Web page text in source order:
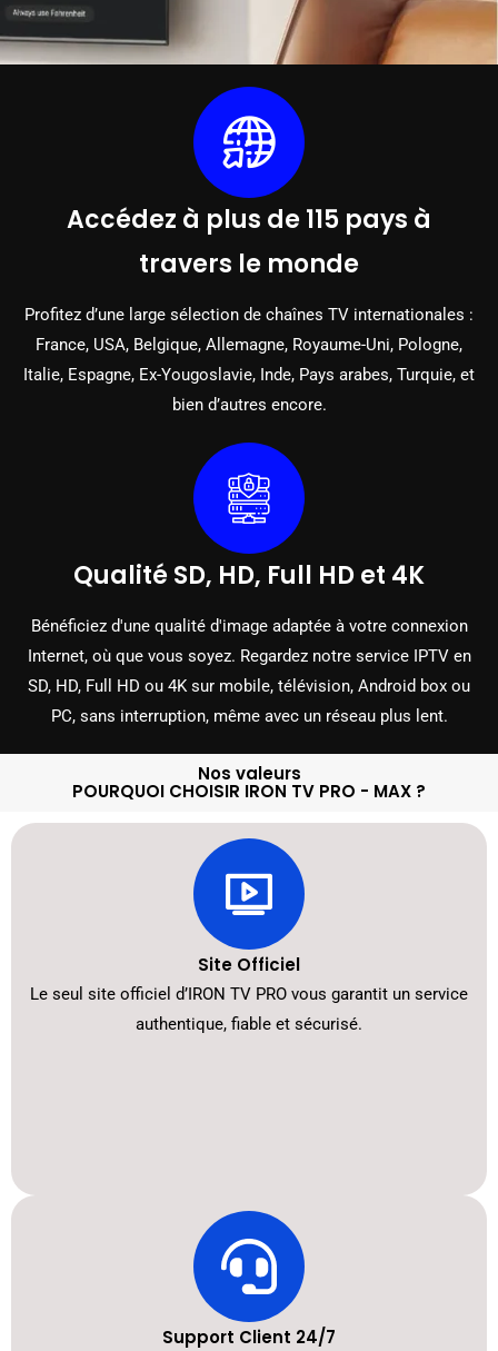
Accédez à plus de 115 pays à
travers le monde
Profitez d’une large sélection de chaînes TV internationales :
France, USA, Belgique, Allemagne, Royaume-Uni, Pologne,
Italie, Espagne, Ex-Yougoslavie, Inde, Pays arabes, Turquie, et
bien d’autres encore.
Qualité SD, HD, Full HD et 4K
Bénéficiez d'une qualité d'image adaptée à votre connexion
Internet, où que vous soyez. Regardez notre service IPTV en
SD, HD, Full HD ou 4K sur mobile, télévision, Android box ou
PC, sans interruption, même avec un réseau plus lent.
Nos valeurs
POURQUOI CHOISIR IRON TV PRO - MAX ?
Site Officiel
Le seul site officiel d’IRON TV PRO vous garantit un service
authentique, fiable et sécurisé.
Support Client 24/7